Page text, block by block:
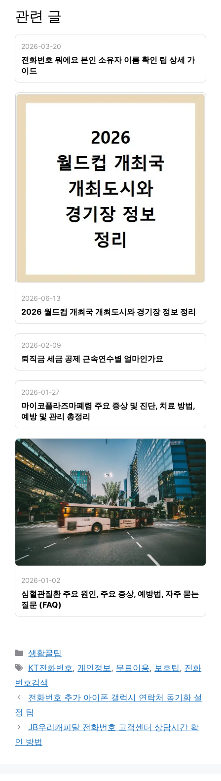
관련 글
2026-03-20
전화번호 뭐에요 본인 소유자 이름 확인 팁 상세 가
이드
2026-06-13
2026 월드컵 개최국 개최도시와 경기장 정보 정리
2026-02-09
퇴직금 세금 공제 근속연수별 얼마인가요
2026-01-27
마이코플라즈마폐렴 주요 증상 및 진단, 치료 방법,
예방 및 관리 총정리
2026-01-02
심혈관질환 주요 원인, 주요 증상, 예방법, 자주 묻는
질문 (FAQ)
카
테
리
생활꿀팁
태
그
KT전화번호, 개인정보, 무료이용, 보호팁, 전화
번호검색
전화번호 추가 아이폰 갤럭시 연락처 동기화 설
정 팁
JB우리캐피탈 전화번호 고객센터 상담시간 확
인 방법